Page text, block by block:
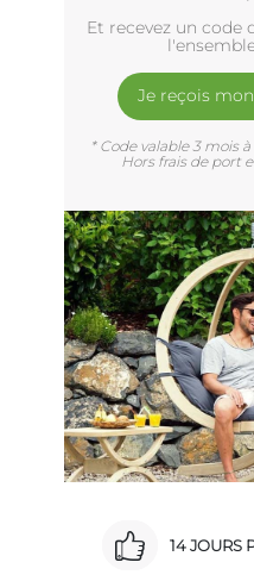
Et recevez un code
Je reçois
* Code valable 3 mois
Hors frais de port
14 JOURS